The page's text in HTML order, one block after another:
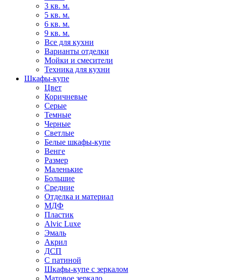
3 кв. м.
5 кв. м.
6 кв. м.
9 кв. м.
Все для кухни
Варианты отделки
Мойки и смесители
Техника для кухни
Шкафы-купе
Цвет
Коричневые
Серые
Темные
Черные
Светлые
Белые шкафы-купе
Венге
Размер
Маленькие
Большие
Средние
Отделка и материал
МДФ
Пластик
Alvic Luxe
Эмаль
Акрил
ДСП
С патиной
Шкафы-купе с зеркалом
Матовое зеркало